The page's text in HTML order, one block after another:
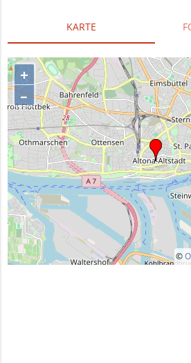
KARTE
+
–
©